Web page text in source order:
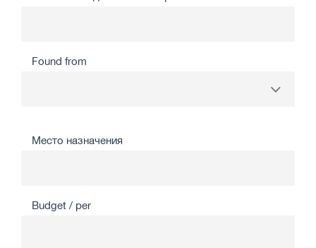
Found from
Место назначения
Budget / per